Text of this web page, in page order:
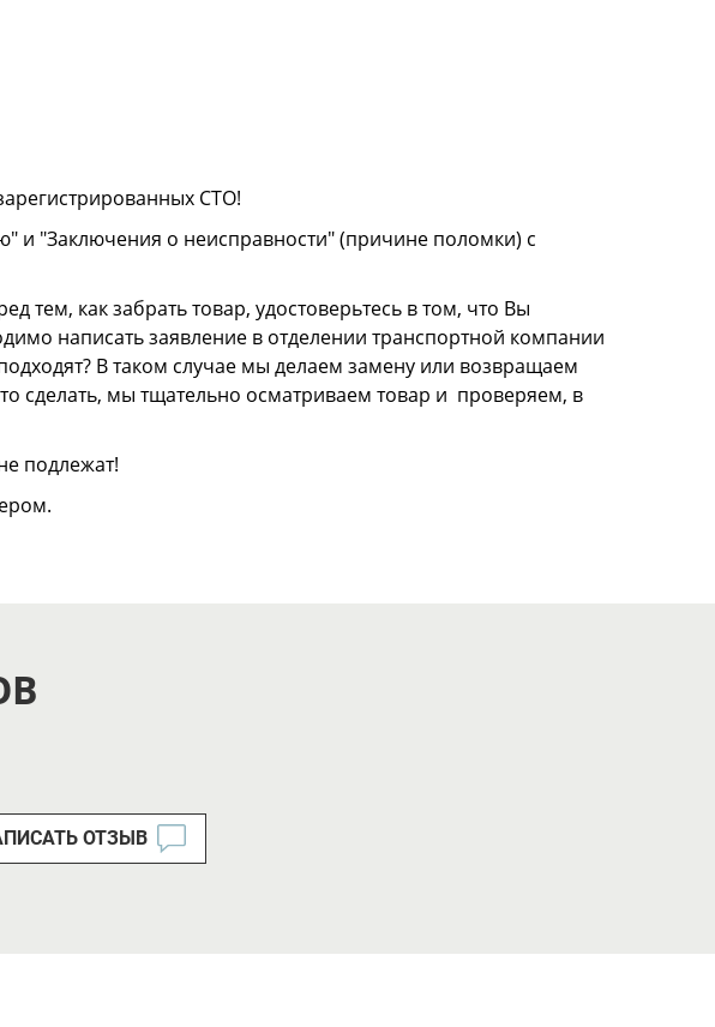
СТО!
и "Заключения о неисправности" (причине поломки) с
тем, как забрать товар, удостоверьтесь в том, что Вы
написать заявление в отделении транспортной компании
В таком случае мы делаем замену или возвращаем
сделать, мы тщательно осматриваем товар и проверяем, в
подлежат!
ОТЗЫВ